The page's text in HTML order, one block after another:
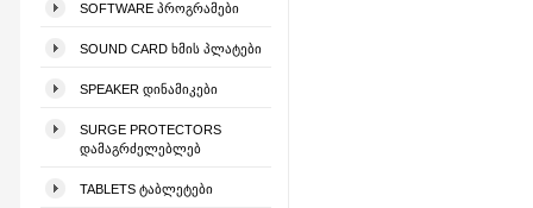
SOFTWARE ᲞᲠᲝᲒᲠᲐᲛᲔᲑᲘ
SOUND CARD ᲮᲛᲘᲡ ᲞᲚᲐᲢᲔᲑᲘ
SPEAKER ᲓᲘᲜᲐᲛᲘᲙᲔᲑᲘ
SURGE PROTECTORS
ᲓᲐᲛᲐᲒᲠᲫᲔᲚᲔᲑᲚᲔᲑ
TABLETS ᲢᲐᲑᲚᲔᲢᲔᲑᲘ